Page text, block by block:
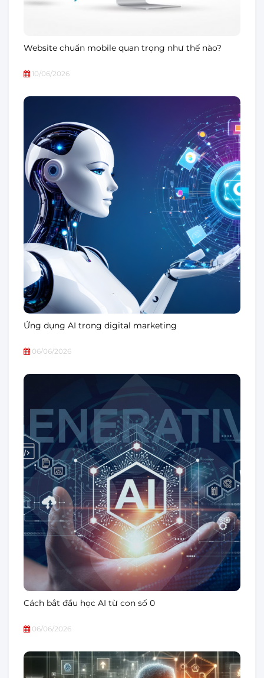
Website chuẩn mobile quan trọng như thế nào?
10/06/2026
Ứng dụng AI trong digital marketing
06/06/2026
Cách bắt đầu học AI từ con số 0
06/06/2026